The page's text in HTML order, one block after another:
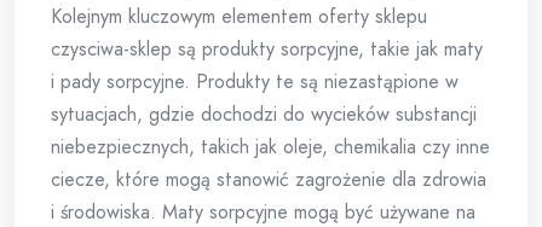
Kolejnym kluczowym elementem oferty sklepu
czysciwa-sklep są produkty sorpcyjne, takie jak maty
i pady sorpcyjne. Produkty te są niezastąpione w
sytuacjach, gdzie dochodzi do wycieków substancji
niebezpiecznych, takich jak oleje, chemikalia czy inne
ciecze, które mogą stanowić zagrożenie dla zdrowia
i środowiska. Maty sorpcyjne mogą być używane na